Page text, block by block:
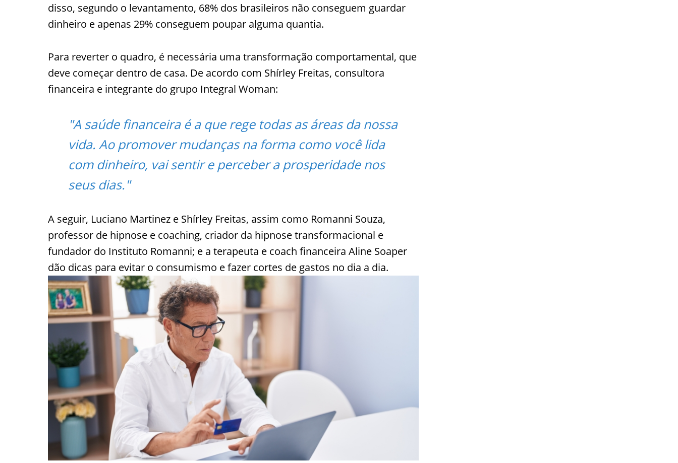
disso, segundo o levantamento, 68% dos brasileiros não conseguem guardar
dinheiro e apenas 29% conseguem poupar alguma quantia.
Para reverter o quadro, é necessária uma transformação comportamental, que
deve começar dentro de casa. De acordo com Shírley Freitas, consultora
financeira e integrante do grupo Integral Woman:
"A saúde financeira é a que rege todas as áreas da nossa
vida. Ao promover mudanças na forma como você lida
com dinheiro, vai sentir e perceber a prosperidade nos
seus dias."
A seguir, Luciano Martinez e Shírley Freitas, assim como Romanni Souza,
professor de hipnose e coaching, criador da hipnose transformacional e
fundador do Instituto Romanni; e a terapeuta e coach financeira Aline Soaper
dão dicas para evitar o consumismo e fazer cortes de gastos no dia a dia.